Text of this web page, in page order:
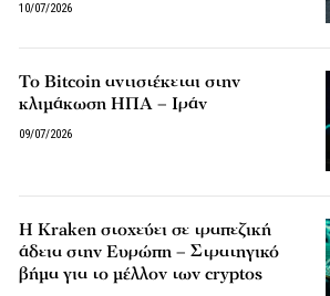
10/07/2026
Το Bitcoin αντιστέκεται στην
κλιμάκωση ΗΠΑ – Ιράν
09/07/2026
Η Kraken στοχεύει σε τραπεζική
άδεια στην Ευρώπη – Στρατηγικό
βήμα για το μέλλον των cryptos